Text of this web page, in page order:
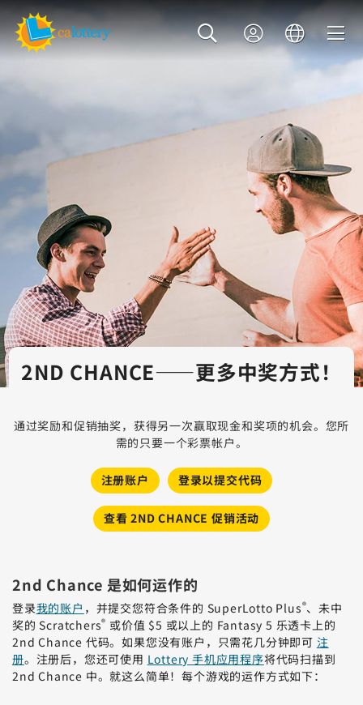
2ND CHANCE——更多中奖方式！
通过奖励和促销抽奖，获得另一次赢取现金和奖项的机会。您所
需的只要一个彩票帐户。
注册账户 登录以提交代码
查看 2ND CHANCE 促销活动
2nd Chance 是如何运作的
登录我的账户 ，并提交您符合条件的 SuperLotto Plus®、未中
奖的 Scratchers® 或价值 $5 或以上的 Fantasy 5 乐透卡上的
2nd Chance 代码。如果您没有账户，只需花几分钟即可 注
册。注册后，您还可使用 Lottery 手机应用程序将代码扫描到
2nd Chance 中。就这么简单！每个游戏的运作方式如下：